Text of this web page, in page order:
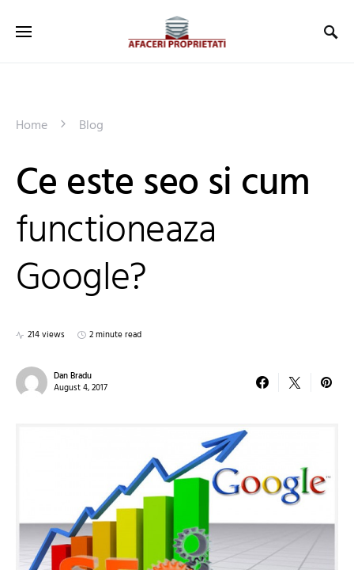
Home Blog
Ce este seo si cum
functioneaza
Google?
214 views 2 minute read
Dan Bradu
August 4, 2017